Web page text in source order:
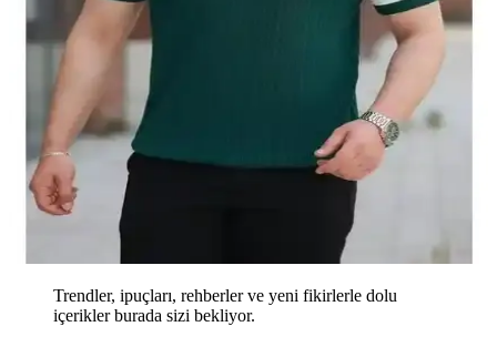
Trendler, ipuçları, rehberler ve yeni fikirlerle dolu
içerikler burada sizi bekliyor.